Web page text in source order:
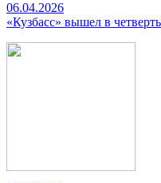
06.04.2026
«Кузбасс» вышел в